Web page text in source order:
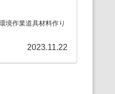
作業道具材料作り
2023.11.22